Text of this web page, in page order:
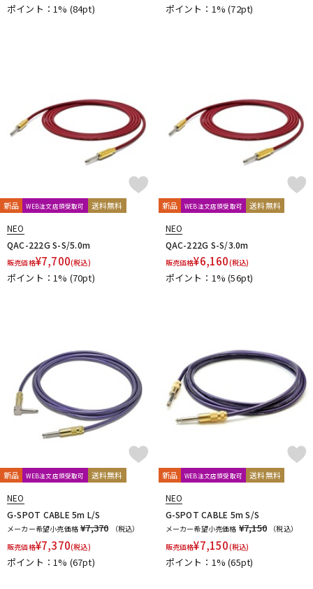
配信/ライブ機器 楽器アクセサリ
ポイント：1% (84pt) ポイント：1%(72pt)
新品 WEB注文店頭受取可 送料無料
NEO
QAC-222G S-S/5.0m
販売価格¥7,700(税込)
ポイント：1% (70pt)
新品 WEB注文店頭受取可 送料無料
NEO
QAC-222G S-S/3.0m
販売価格¥6,160(税込)
ポイント：1%(56pt)
新品 WEB注文店頭受取可 送料無料
NEO
G-SPOT CABLE 5m L/S
メーカー希望小売価格 ¥7,370
（税込）
販売価格¥7,370(税込)
ポイント：1% (67pt)
新品 WEB注文店頭受取可 送料無料
NEO
G-SPOT CABLE 5m S/S
メーカー希望小売価格 ¥7,150
（税込）
販売価格¥7,150(税込)
ポイント：1%(65pt)